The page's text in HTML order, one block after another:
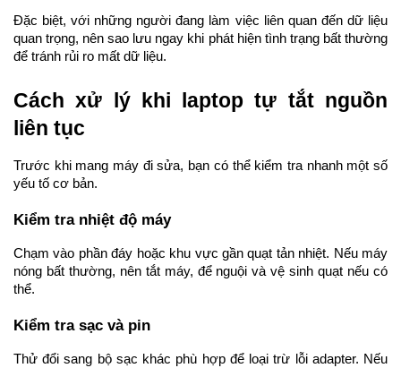
Đặc biệt, với những người đang làm việc liên quan đến dữ liệu
quan trọng, nên sao lưu ngay khi phát hiện tình trạng bất thường
để tránh rủi ro mất dữ liệu.
Cách xử lý khi laptop tự tắt nguồn
liên tục
Trước khi mang máy đi sửa, bạn có thể kiểm tra nhanh một số
yếu tố cơ bản.
Kiểm tra nhiệt độ máy
Chạm vào phần đáy hoặc khu vực gần quạt tản nhiệt. Nếu máy
nóng bất thường, nên tắt máy, để nguội và vệ sinh quạt nếu có
thể.
Kiểm tra sạc và pin
Thử đổi sang bộ sạc khác phù hợp để loại trừ lỗi adapter. Nếu